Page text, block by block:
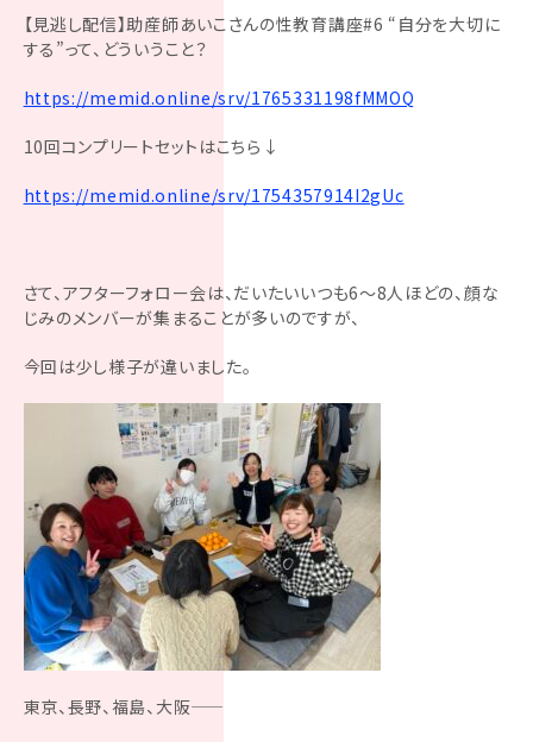
【見逃し配信】助産師あいこさんの性教育講座#6 “自分を大切に
する”って、どういうこと？
https://memid.online/srv/1765331198fMMOQ
10回コンプリートセットはこちら↓
https://memid.online/srv/1754357914I2gUc
さて、アフターフォロー会は、だいたいいつも6〜8人ほどの、顔な
じみのメンバーが集まることが多いのですが、
今回は少し様子が違いました。
東京、長野、福島、大阪——